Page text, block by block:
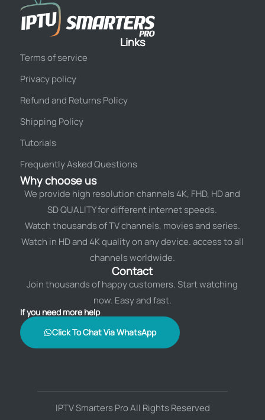
Links
Terms of service
Privacy policy
Refund and Returns Policy
Shipping Policy
Tutorials
Frequently Asked Questions
Why choose us
We provide high resolution channels 4K, FHD, HD and
SD QUALITY for different internet speeds.
Watch thousands of TV channels, movies and series.
Watch in HD and 4K quality on any device. access to all
channels worldwide.
Contact
Join thousands of happy customers. Start watching
now. Easy and fast.
If you need more help
Click To Chat Via WhatsApp
IPTV Smarters Pro All Rights Reserved